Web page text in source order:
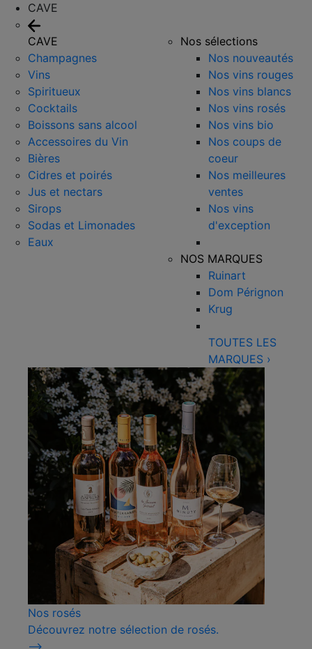
CAVE
CAVE
Champagnes
Vins
Spiritueux
Cocktails
Boissons sans alcool
Accessoires du Vin
Bières
Cidres et poirés
Jus et nectars
Sirops
Sodas et Limonades
Eaux
Nos sélections
Nos nouveautés
Nos vins rouges
Nos vins blancs
Nos vins rosés
Nos vins bio
Nos coups de
coeur
Nos meilleures
ventes
Nos vins
d'exception
NOS MARQUES
Ruinart
Dom Pérignon
Krug
TOUTES LES
MARQUES ›
Nos rosés
Découvrez notre sélection de rosés.
⟶